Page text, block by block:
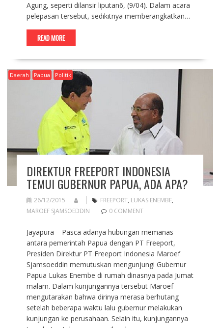
Agung, seperti dilansir liputan6, (9/04). Dalam acara
pelepasan tersebut, sedikitnya memberangkatkan…
READ MORE
Daerah Papua Politik
DIREKTUR FREEPORT INDONESIA
TEMUI GUBERNUR PAPUA, ADA APA?
26/12/2015 FREEPORT, LUKAS ENEMBE,
MAROEF SJAMSOEDDIN
0 COMMENT
Jayapura – Pasca adanya hubungan memanas
antara pemerintah Papua dengan PT Freeport,
Presiden Direktur PT Freeport Indonesia Maroef
Sjamsoeddin memutuskan mengunjungi Gubernur
Papua Lukas Enembe di rumah dinasnya pada Jumat
malam. Dalam kunjungannya tersebut Maroef
mengutarakan bahwa dirinya merasa berhutang
setelah beberapa waktu lalu gubernur melakukan
kunjungan ke perusahaan. Selain itu, kunjungannya